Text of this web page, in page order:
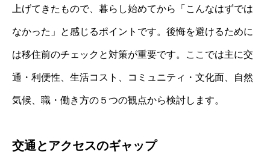
上げてきたもので、暮らし始めてから「こんなはずでは
なかった」と感じるポイントです。後悔を避けるために
は移住前のチェックと対策が重要です。ここでは主に交
通・利便性、生活コスト、コミュニティ・文化面、自然
気候、職・働き方の５つの観点から検討します。
交通とアクセスのギャップ